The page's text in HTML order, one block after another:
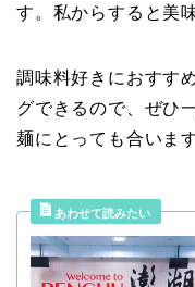
す。私からすると美味
調味料好きにおすす
グできるので、ぜひ
麺にとっても合いま